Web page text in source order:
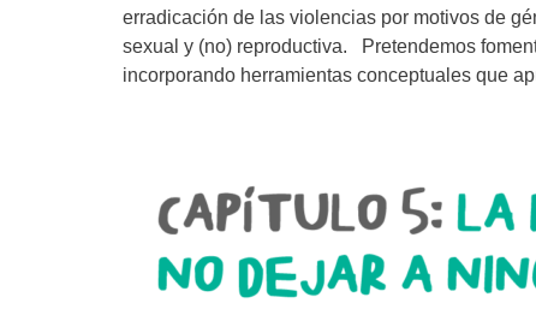
erradicación de las violencias por motivos de
sexual y (no) reproductiva. Pretendemos
incorporando herramientas conceptuales que